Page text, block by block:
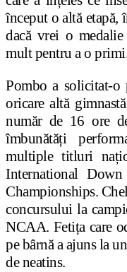
început o altă etapă,
dacă vrei o
mult pentru a o
Pombo a solicitat-o
oricare altă
număr de 16 ore
îmbunătăți
multiple titluri
International
Championships.
concursului la
NCAA. Fetița care
pe bârnă a ajuns la
de neatins.